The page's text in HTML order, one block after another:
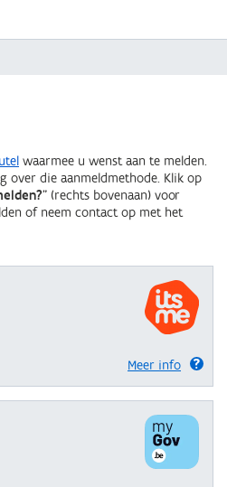
waarmee u wenst aan te melden.
over die aanmeldmethode. Klik op
" (rechts bovenaan) voor
of neem contact op met het
Meer info